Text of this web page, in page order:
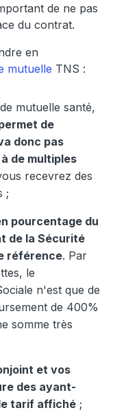
de ne pas
du contrat.
en
mutuelle TNS :
mutuelle santé,
de
donc pas
de multiples
recevrez des
;
pourcentage du
de la Sécurité
référence. Par
le
n'est que de
de 400%
somme très
et vos
des ayant-
tarif affiché ;